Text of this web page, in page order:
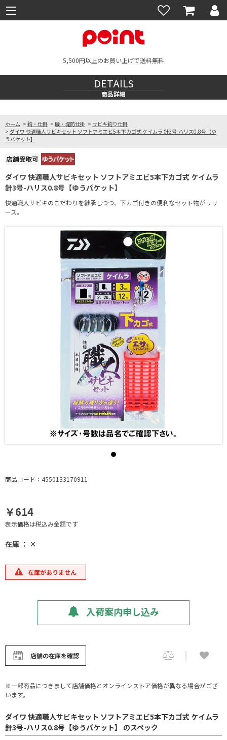
5,500円以上のお買い上げで送料無料
DETAILS
商品詳細
ホーム > 鈎・仕掛 > 磯・堤防仕掛 > サビキ釣り仕掛
> ダイワ 快適職人サビキセット ソフトアミエビ5本下カゴ式 ケイムラ 針3号-ハリス0.8号【ゆ
うパケット】
ダイワ 快適職人サビキセット ソフトアミエビ5本下カゴ式 ケイムラ
針3号-ハリス0.8号【ゆうパケット】
快適職人サビキのこだわりを継承しつつ、下カゴ付きの便利なセット物がリリ
ース。
商品コード：4550133170911
￥614
表示価格は税込み金額です
在庫 ： ×
在庫がありません
入荷案内申し込み
店舗の在庫を確認
※一部商品につきまして店舗価格とオンラインストア価格が異なる場合がござ
います。
ダイワ 快適職人サビキセット ソフトアミエビ5本下カゴ式 ケイムラ
針3号-ハリス0.8号【ゆうパケット】 のスペック